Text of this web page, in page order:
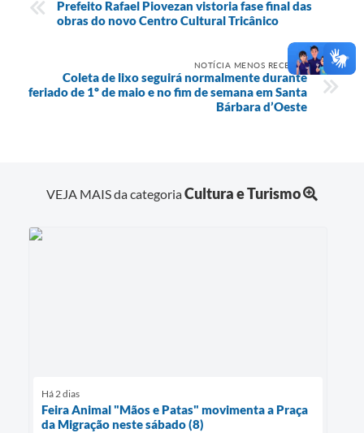
Prefeito Rafael Piovezan vistoria fase final das
obras do novo Centro Cultural Tricânico
NOTÍCIA MENOS RECENTE
Coleta de lixo seguirá normalmente durante
feriado de 1º de maio e no fim de semana em Santa
Bárbara d’Oeste
VEJA MAIS da categoriaCultura e Turismo
Há 2 dias
Feira Animal "Mãos e Patas" movimenta a Praça
da Migração neste sábado (8)